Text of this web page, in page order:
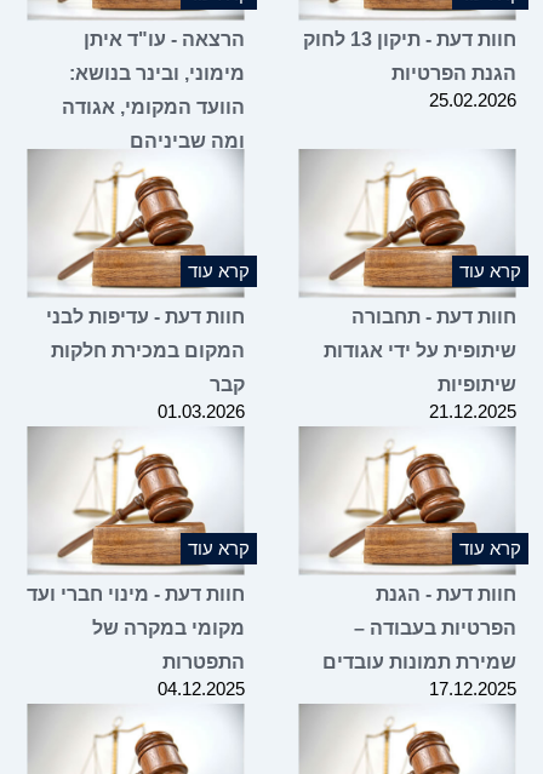
חוות דעת - תיקון 13 לחוק
הגנת הפרטיות
25.02.2026
הרצאה - עו"ד איתן
מימוני, ובינר בנושא:
הוועד המקומי, אגודה
ומה שביניהם
קרא עוד
חוות דעת - תחבורה
שיתופית על ידי אגודות
שיתופיות
21.12.2025
קרא עוד
חוות דעת - עדיפות לבני
המקום במכירת חלקות
קבר
01.03.2026
קרא עוד
חוות דעת - הגנת
הפרטיות בעבודה –
שמירת תמונות עובדים
17.12.2025
קרא עוד
חוות דעת - מינוי חברי ועד
מקומי במקרה של
התפטרות
04.12.2025